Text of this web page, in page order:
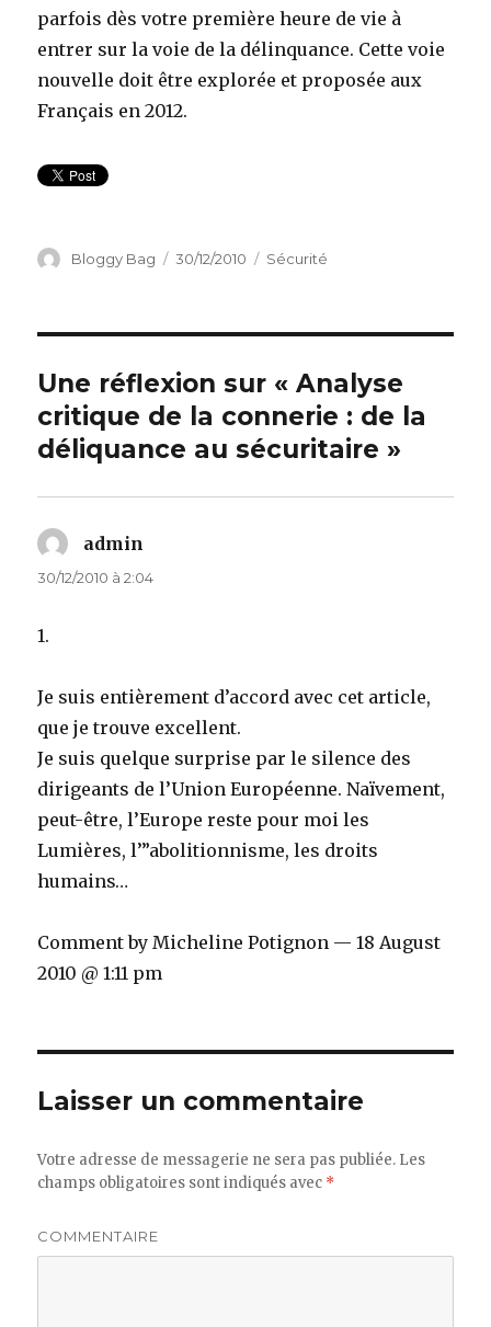
parfois dès votre première heure de vie à
entrer sur la voie de la délinquance. Cette voie
nouvelle doit être explorée et proposée aux
Français en 2012.
Auteur
Bloggy Bag
Publié
30/12/2010 Catégories
Sécurité
Une réflexion sur « Analyse
critique de la connerie : de la
déliquance au sécuritaire »
admin
30/12/2010 à 2:04
1.
Je suis entièrement d’accord avec cet article,
que je trouve excellent.
Je suis quelque surprise par le silence des
dirigeants de l’Union Européenne. Naïvement,
peut-être, l’Europe reste pour moi les
Lumières, l’”abolitionnisme, les droits
humains…
Comment by Micheline Potignon — 18 August
2010 @ 1:11 pm
Laisser un commentaire
Votre adresse de messagerie ne sera pas publiée. Les
champs obligatoires sont indiqués avec *
COMMENTAIRE